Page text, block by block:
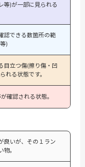
等)が一部に見られる
認できる数箇所の範
)
目立つ傷(擦り傷・凹
れる状態です。
確認される状態。
良いが、その１ラン
。